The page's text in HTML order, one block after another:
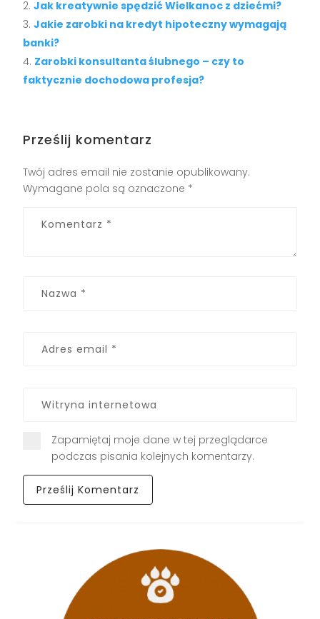
Jak kreatywnie spędzić Wielkanoc z dziećmi?
Jakie zarobki na kredyt hipoteczny wymagają
banki?
Zarobki konsultanta ślubnego – czy to
faktycznie dochodowa profesja?
Prześlij komentarz
Twój adres email nie zostanie opublikowany.
Wymagane pola są oznaczone *
Zapamiętaj moje dane w tej przeglądarce
podczas pisania kolejnych komentarzy.